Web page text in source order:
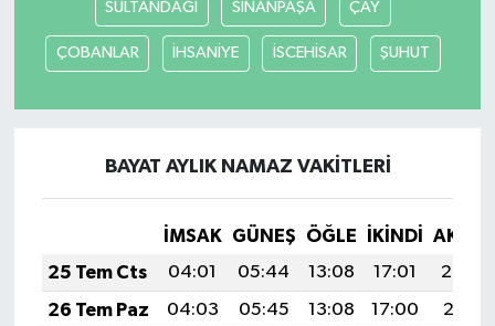
SULTANDAĞI SİNANPAŞA ÇAY
ÇOBANLAR İHSANİYE İSCEHİSAR ŞUHUT
BAYAT AYLIK NAMAZ VAKITLERI
İMSAK GÜNEŞ ÖĞLE İKINDI
25 Tem Cts
04:01 05:44 13:08 17:01
20:22
26 Tem Paz
04:03 05:45 13:08 17:00
20:21